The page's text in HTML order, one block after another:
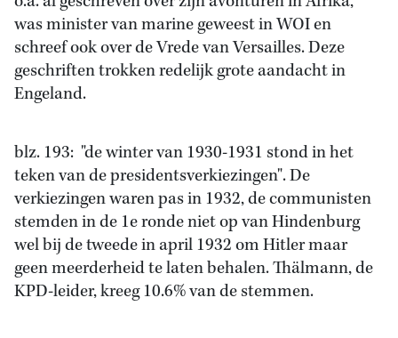
was minister van marine geweest in WOI en
schreef ook over de Vrede van Versailles. Deze
geschriften trokken redelijk grote aandacht in
Engeland.
blz. 193: "de winter van 1930-1931 stond in het
teken van de presidentsverkiezingen". De
verkiezingen waren pas in 1932, de communisten
stemden in de 1e ronde niet op van Hindenburg
wel bij de tweede in april 1932 om Hitler maar
geen meerderheid te laten behalen. Thälmann, de
KPD-leider, kreeg 10.6% van de stemmen.